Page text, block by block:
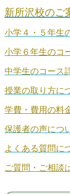
新所沢校のご
小学４・５年生
小学６年生のコ
中学生のコース
授業の取り方に
学費・費用の料
保護者の声につ
よくある質問に
ご質問・ご相談